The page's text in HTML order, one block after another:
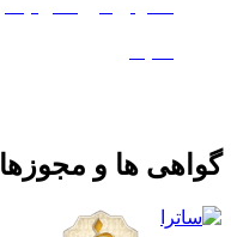
گواهی ها و مجوزها